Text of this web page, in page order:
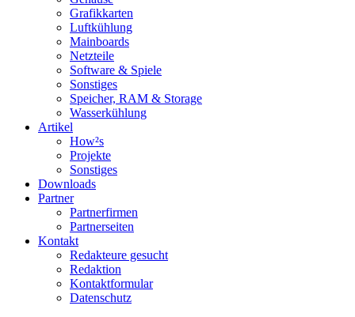
Grafikkarten
Luftkühlung
Mainboards
Netzteile
Software & Spiele
Sonstiges
Speicher, RAM & Storage
Wasserkühlung
Artikel
How²s
Projekte
Sonstiges
Downloads
Partner
Partnerfirmen
Partnerseiten
Kontakt
Redakteure gesucht
Redaktion
Kontaktformular
Datenschutz